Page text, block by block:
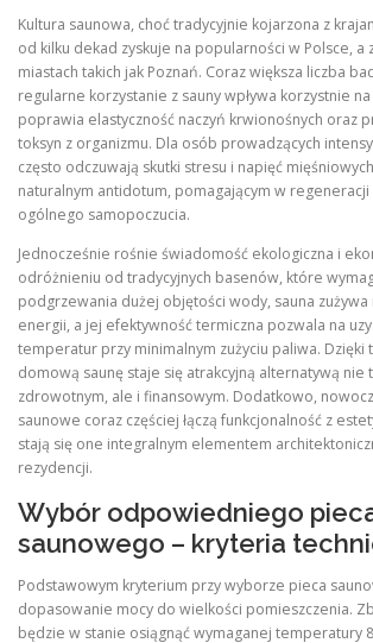
Kultura saunowa, choć tradycyjnie kojarzona z
od kilku dekad zyskuje na popularności w Polsce, a
miastach takich jak Poznań. Coraz większa liczba
regularne korzystanie z sauny wpływa korzystnie na
poprawia elastyczność naczyń krwionośnych oraz
toksyn z organizmu. Dla osób prowadzących
często odczuwają skutki stresu i napięć
naturalnym antidotum, pomagającym w
ogólnego samopoczucia.
Jednocześnie rośnie świadomość ekologiczna i
odróżnieniu od tradycyjnych basenów, które
podgrzewania dużej objętości wody, sauna
energii, a jej efektywność termiczna pozwala na
temperatur przy minimalnym zużyciu paliwa. Dzięki
domową saunę staje się atrakcyjną alternatywą nie
zdrowotnym, ale i finansowym. Dodatkowo,
saunowe coraz częściej łączą funkcjonalność z
stają się one integralnym elementem
rezydencji.
Wybór odpowiedniego
saunowego – kryteria
Podstawowym kryterium przy wyborze pieca
dopasowanie mocy do wielkości pomieszczenia.
będzie w stanie osiągnąć wymaganej temperatury